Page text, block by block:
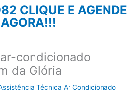
CLIQUE E AGENDE
AGORA!!!
condicionado
da Glória
Técnica Ar Condicionado